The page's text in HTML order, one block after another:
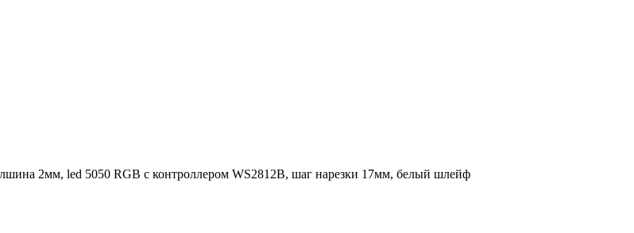
2мм, led 5050 RGB с контроллером WS2812B, шаг нарезки 17мм, белый шлейф